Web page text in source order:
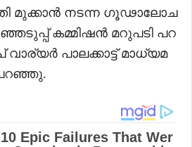
മുക്കാൻ നടന്ന ഗൂഢാലോച
കമ്മിഷൻ മറുപടി പറ
പാലക്കാട്ട് മാധ്യമ